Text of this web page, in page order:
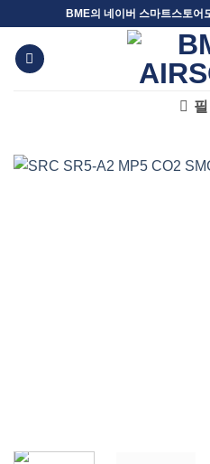
content
BME의 네이버 스마트스토어